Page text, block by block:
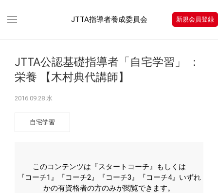
JTTA指導者養成委員会 新規会員登録
JTTA公認基礎指導者「自宅学習」 ：
栄養 【木村典代講師】
2016.09.28 水
自宅学習
このコンテンツは『スタートコーチ』もしくは
『コーチ1』『コーチ2』『コーチ3』『コーチ4』いずれ
かの有資格者の方のみが閲覧できます。